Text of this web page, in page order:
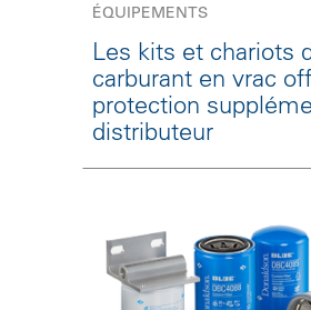
ÉQUIPEMENTS
Les kits et chariots
carburant en vrac
protection
distributeur